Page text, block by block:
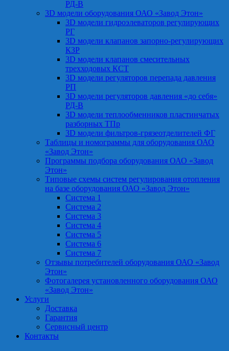
РД-В
3D модели оборудования ОАО «Завод Этон»
3D модели гидроэлеваторов регулирующих
РГ
3D модели клапанов запорно-регулирующих
КЗР
3D модели клапанов смесительных
трехходовых КСТ
3D модели регуляторов перепада давления
РП
3D модели регуляторов давления «до себя»
РД-В
3D модели теплообменников пластинчатых
разборных ТПр
3D модели фильтров-грязеотделителей ФГ
Таблицы и номограммы для оборудования ОАО
«Завод Этон»
Программы подбора оборудования ОАО «Завод
Этон»
Типовые схемы систем регулирования отопления
на базе оборудования ОАО «Завод Этон»
Система 1
Система 2
Система 3
Система 4
Система 5
Система 6
Система 7
Отзывы потребителей оборудования ОАО «Завод
Этон»
Фотогалерея установленного оборудования ОАО
«Завод Этон»
Услуги
Доставка
Гарантия
Сервисный центр
Контакты